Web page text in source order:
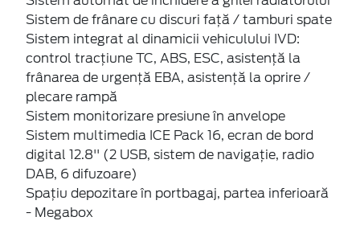
Sistem de frânare cu discuri față / tamburi spate
Sistem integrat al dinamicii vehiculului IVD:
control tracțiune TC, ABS, ESC, asistență la
frânarea de urgență EBA, asistență la oprire /
plecare rampă
Sistem monitorizare presiune în anvelope
Sistem multimedia ICE Pack 16, ecran de bord
digital 12.8'' (2 USB, sistem de navigație, radio
DAB, 6 difuzoare)
Spațiu depozitare în portbagaj, partea inferioară
- Megabox